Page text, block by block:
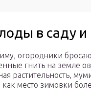
в саду и
огородники
гнить на земле
растительность,
как место зимовки